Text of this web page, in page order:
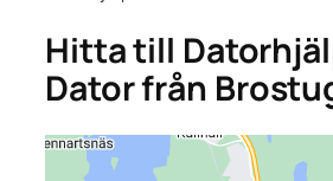
Hitta till
Dator från